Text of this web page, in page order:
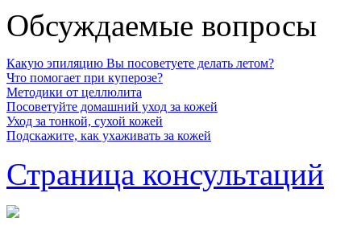
Обсуждаемые вопросы
Какую эпиляцию Вы посоветуете делать летом?
Что помогает при куперозе?
Методики от целлюлита
Посоветуйте домашний уход за кожей
Уход за тонкой, сухой кожей
Подскажите, как ухаживать за кожей
Страница консультаций